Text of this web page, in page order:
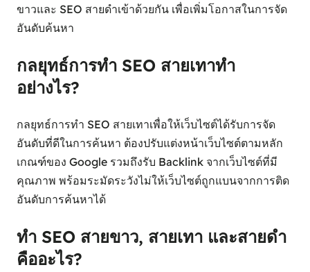
ขาวและ SEO สายดำเข้าด้วยกัน เพื่อเพิ่มโอกาสในการจัด
อันดับค้นหา
กลยุทธ์การทํา SEO สายเทาทำ
อย่างไร?
กลยุทธ์การทํา SEO สายเทาเพื่อให้เว็บไซต์ได้รับการจัด
อันดับที่ดีในการค้นหา ต้องปรับแต่งหน้าเว็บไซต์ตามหลัก
เกณฑ์ของ Google รวมถึงรับ Backlink จากเว็บไซต์ที่มี
คุณภาพ พร้อมระมัดระวังไม่ให้เว็บไซต์ถูกแบนจากการติด
อันดับการค้นหาได้
ทำ SEO สายขาว, สายเทา และสายดำ
คืออะไร?